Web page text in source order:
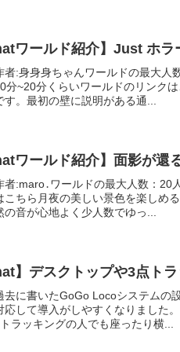
ワールド紹介】Just ホ
者:身身身ちゃんワールドの最大
分~20分くらいワールドのリンク
す。最初の壁に説明がある通...
ワールド紹介】面影が還
者:maro․ワールドの最大人数：20
こちら月夜の美しい景色を楽しめ
音が心地よく少人数でゆっ...
】デスクトップや3点ト
去に書いたGoGo Locoシステムの
応して導入がしやすくなりました
ラッキングの人でも座ったり横...